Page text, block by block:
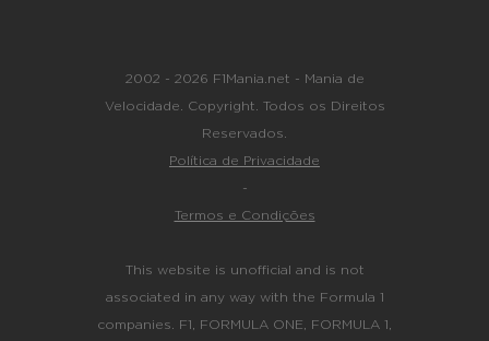
2002 - 2026 F1Mania.net - Mania de
Velocidade. Copyright. Todos os Direitos
Reservados.
Política de Privacidade
-
Termos e Condições
This website is unofficial and is not
associated in any way with the Formula 1
companies. F1, FORMULA ONE, FORMULA 1,